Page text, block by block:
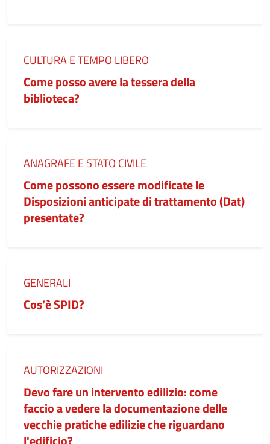
Categoria:
CULTURA E TEMPO LIBERO
Come posso avere la tessera della
biblioteca?
Categoria:
ANAGRAFE E STATO CIVILE
Come possono essere modificate le
Disposizioni anticipate di trattamento (Dat)
presentate?
Categoria:
GENERALI
Cos’è SPID?
Categoria:
AUTORIZZAZIONI
Devo fare un intervento edilizio: come
faccio a vedere la documentazione delle
vecchie pratiche edilizie che riguardano